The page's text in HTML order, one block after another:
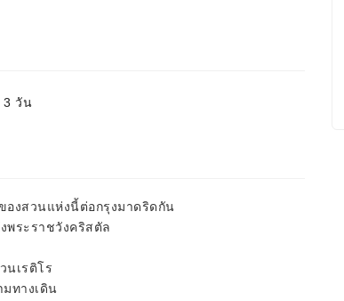
3 วัน
งสวนแห่งนี้ต่อกรุงมาดริดกัน
พระราชวังคริสตัล
นเรติโร
ทางเดิน